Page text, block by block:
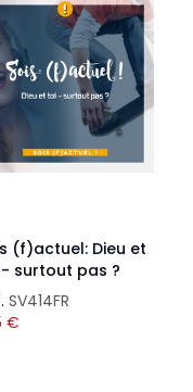
(f)actuel: Dieu et
surtout pas ?
SV414FR
€